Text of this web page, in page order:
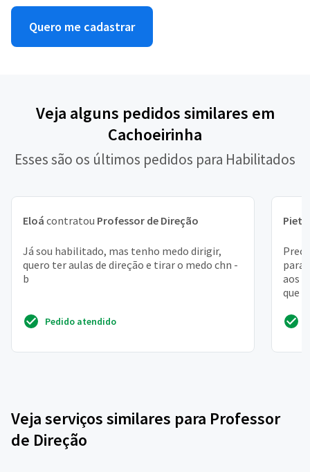
Quero me cadastrar
Veja alguns pedidos similares em
Cachoeirinha
Esses são os últimos pedidos para Habilitados
Eloá contratou Professor de Direção
Já sou habilitado, mas tenho medo dirigir,
quero ter aulas de direção e tirar o medo chn -
b
Pedido atendido
para
aos
que
Veja serviços similares para Professor
de Direção